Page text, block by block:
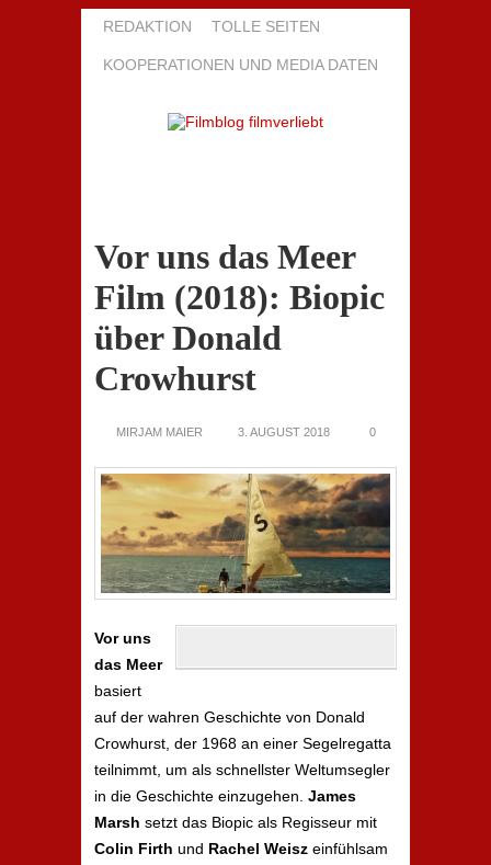
REDAKTION TOLLE SEITEN
KOOPERATIONEN UND MEDIA DATEN
Vor uns das Meer
Film (2018): Biopic
über Donald
Crowhurst
MIRJAM MAIER 3. AUGUST 2018 0
Vor uns
das Meer
basiert
auf der wahren Geschichte von Donald
Crowhurst, der 1968 an einer Segelregatta
teilnimmt, um als schnellster Weltumsegler
in die Geschichte einzugehen. James
Marsh setzt das Biopic als Regisseur mit
Colin Firth und Rachel Weisz einfühlsam